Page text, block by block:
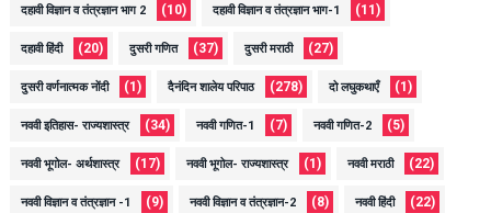
दहावी विज्ञान व तंत्रज्ञान भाग 2 (10) दहावी विज्ञान व तंत्रज्ञान भाग-1 (11)
दहावी हिंदी (20) दुसरी गणित (37) दुसरी मराठी (27)
दुसरी वर्णनात्मक नोंदी (1) दैनंदिन शालेय परिपाठ (278) दो लघुकथाएँ (1)
नववी इतिहास- राज्यशास्त्र (34) नववी गणित-1 (7) नववी गणित-2 (5)
नववी भूगोल- अर्थशास्त्र (17) नववी भूगोल- राज्यशास्त्र (1) नववी मराठी (22)
नववी विज्ञान व तंत्रज्ञान -1 (9) नववी विज्ञान व तंत्रज्ञान-2 (8) नववी हिंदी (22)